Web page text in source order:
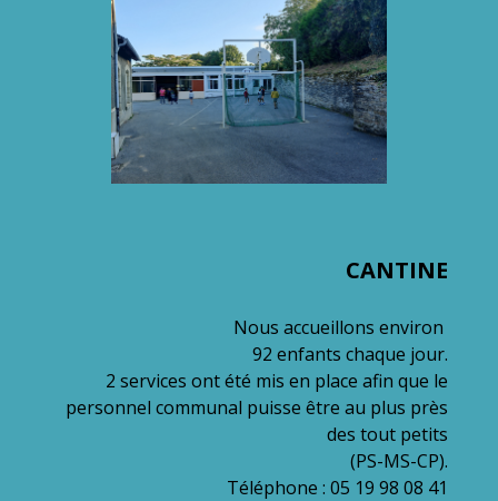
CANTINE
Nous accueillons environ
92 enfants chaque jour.
2 services ont été mis en place afin que le
personnel communal puisse être au plus près
des tout petits
(PS-MS-CP).
Téléphone : 05 19 98 08 41